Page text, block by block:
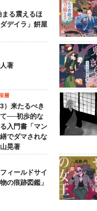
る震えるほ
デイラ」餠屋
著
層
）来たるべき
──初歩的な
入門書「マン
でダマされな
晃著
ィールドサイ
の痕跡図鑑」